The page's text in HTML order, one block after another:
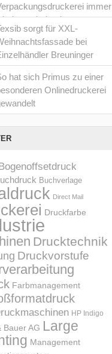
immer
optimiert hat
sorgt für XXL-
bei
Breuninger
hat sich Primus zu einer
Onlinedruckerei
Buchverlage
Direct Mail
Druckfarbe
Drucktechnik
Druckvorstufe
Farbmanagement
HP Indigo
Bauer AG Large
Management